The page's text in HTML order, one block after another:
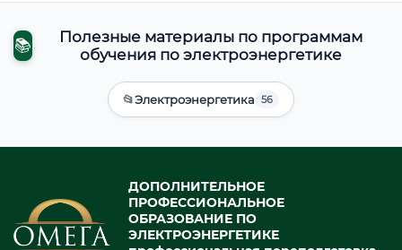
📚
Полезные материалы по программам
обучения по электроэнергетике
📂Электроэнергетика 56
ДОПОЛНИТЕЛЬНОЕ
ПРОФЕССИОНАЛЬНОЕ
ОБРАЗОВАНИЕ ПО
ЭЛЕКТРОЭНЕРГЕТИКЕ